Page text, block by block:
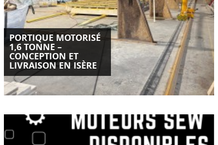
PORTIQUE MOTORISÉ
1,6 TONNE –
CONCEPTION ET
LIVRAISON EN ISÈRE
Installation optimisée, double motorisation SEW, palan Kito
ER2 et sécurités intégrées.
LIRE LA SUITE